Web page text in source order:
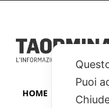
HOME TAORMINA
Puoi